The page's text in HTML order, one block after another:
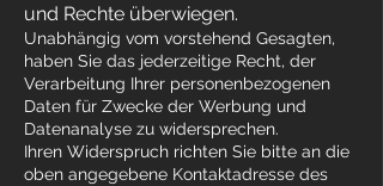
und Rechte überwiegen.
Unabhängig vom vorstehend Gesagten,
haben Sie das jederzeitige Recht, der
Verarbeitung Ihrer personenbezogenen
Daten für Zwecke der Werbung und
Datenanalyse zu widersprechen.
Ihren Widerspruch richten Sie bitte an die
oben angegebene Kontaktadresse des